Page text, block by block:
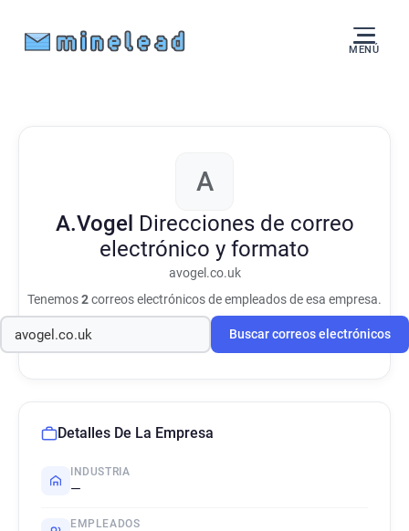
MENÚ
A
A.Vogel Direcciones de correo
electrónico y formato
avogel.co.uk
Tenemos2correos electrónicos de empleados de esa empresa.
Buscar correos electrónicos
Detalles De La Empresa
INDUSTRIA
—
EMPLEADOS